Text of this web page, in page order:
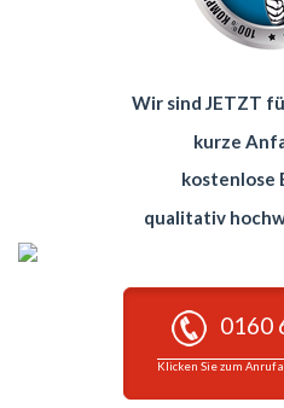
Wir sind JETZT
kurze
kostenlose
qualitativ
0160
Klicken Sie zum Anruf